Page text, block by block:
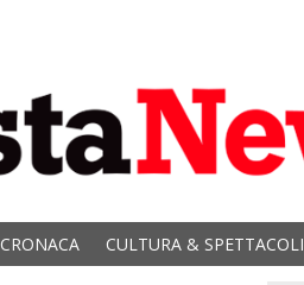
CRONACA CULTURA & SPETTACOLI